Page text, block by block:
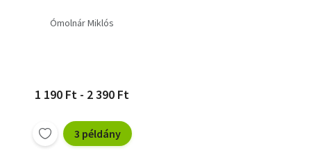
Ómolnár Miklós
1 190 Ft - 2 390 Ft
3 példány